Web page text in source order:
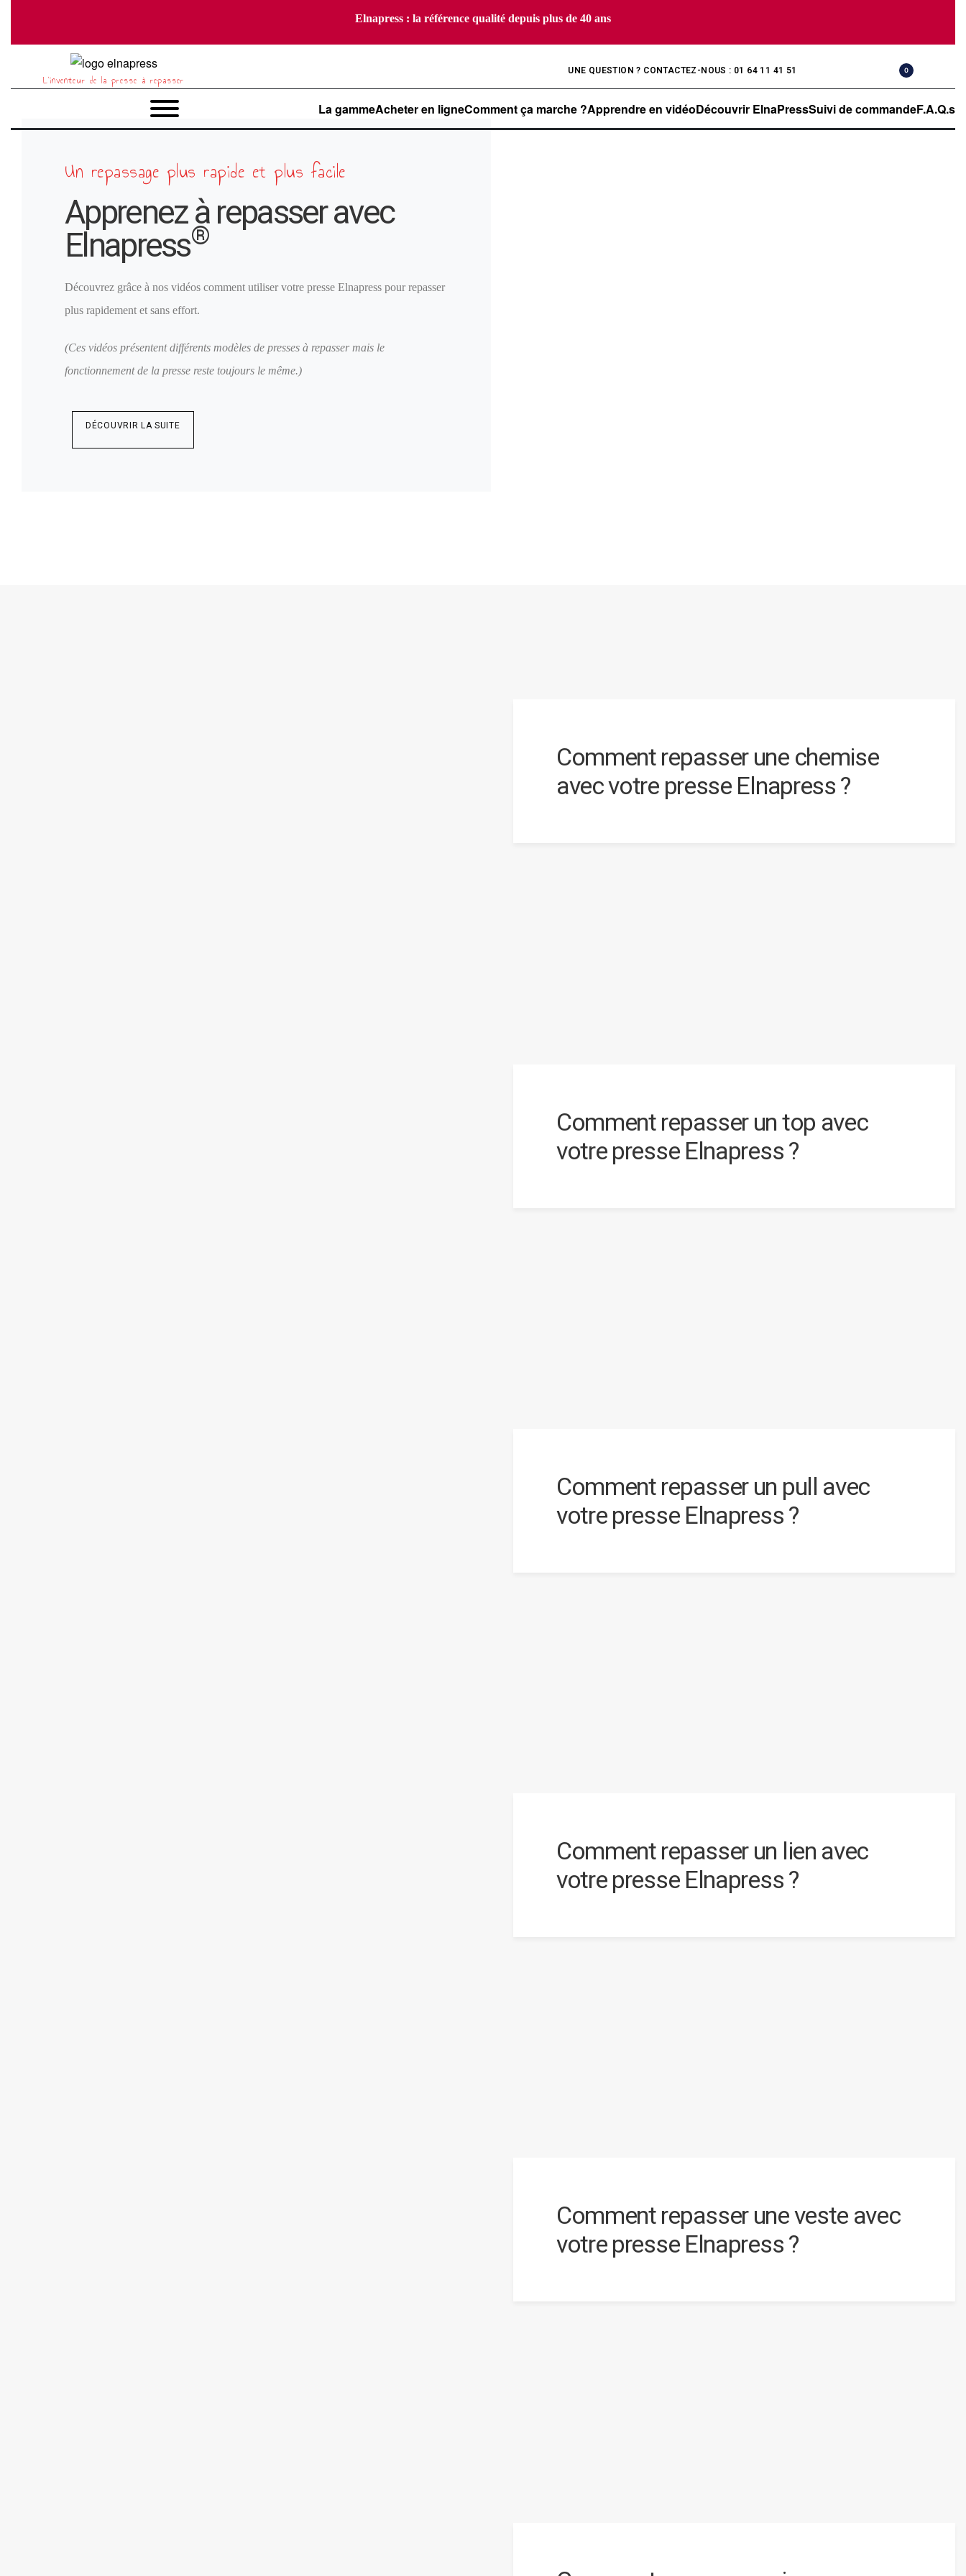
Elnapress : la référence qualité depuis plus de 40 ans
L’inventeur de la presse à repasser
UNE QUESTION ? CONTACTEZ-NOUS : 01 64 11 41 51 0
La gammeAcheter en ligneComment ça marche ?Apprendre en vidéoDécouvrir ElnaPressSuivi de commandeF.A.Q.s
Un repassage plus rapide et plus facile
Apprenez à repasser avec
Elnapress®
Découvrez grâce à nos vidéos comment utiliser votre presse Elnapress pour repasser
plus rapidement et sans effort.
(Ces vidéos présentent différents modèles de presses à repasser mais le
fonctionnement de la presse reste toujours le même.)
DÉCOUVRIR LA SUITE
Comment repasser une chemise
avec votre presse Elnapress ?
Comment repasser un top avec
votre presse Elnapress ?
Comment repasser un pull avec
votre presse Elnapress ?
Comment repasser un lien avec
votre presse Elnapress ?
Comment repasser une veste avec
votre presse Elnapress ?